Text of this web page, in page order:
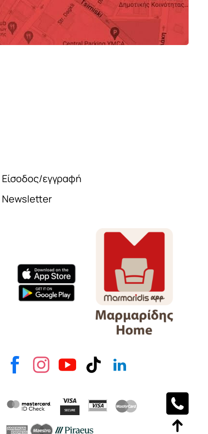
Το μήνυμά σας
Είσοδος/εγγραφή
Newsletter